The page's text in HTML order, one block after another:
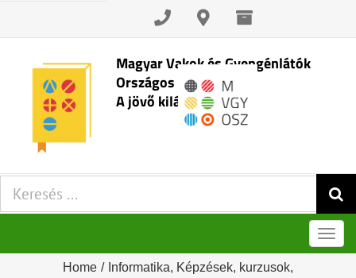
Skip
content
Magyar Vakok és Gyengénlátók
Országos Szövetsége
A jövő kilátásai
Keresés:
Home / Informatika, Képzések, kurzusok,